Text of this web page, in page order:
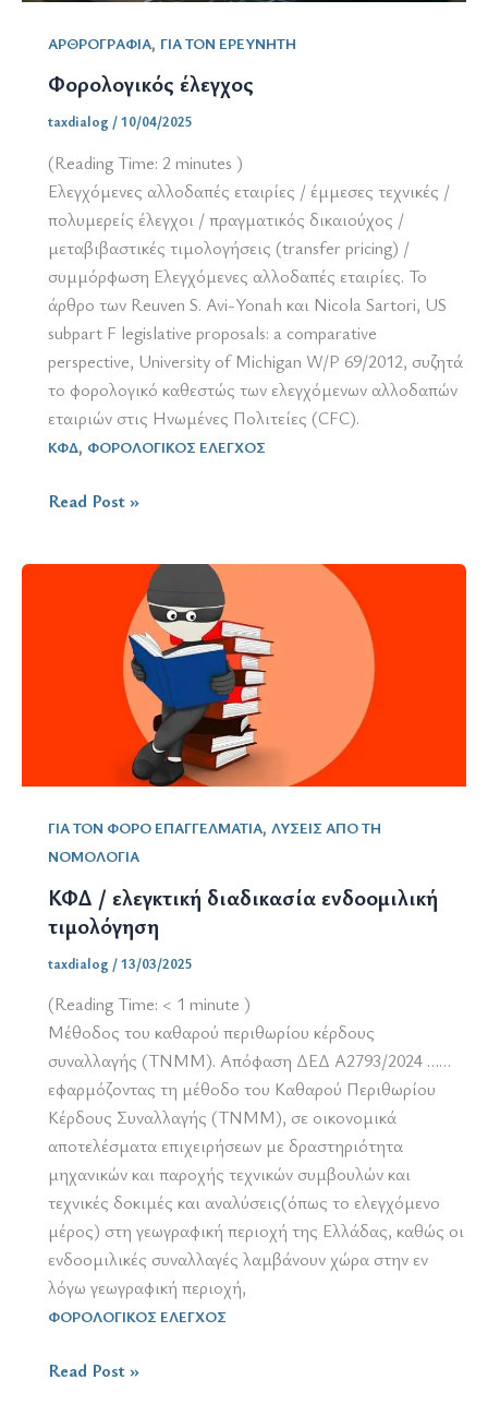
ΑΡΘΡΟΓΡΑΦΙΑ, ΓΙΑ ΤΟΝ ΕΡΕΥΝΗΤΗ
Φορολογικός έλεγχος
taxdialog /10/04/2025
(Reading Time: 2 minutes )
Ελεγχόμενες αλλοδαπές εταιρίες / έμμεσες τεχνικές /
πολυμερείς έλεγχοι / πραγματικός δικαιούχος /
μεταβιβαστικές τιμολογήσεις (transfer pricing) /
συμμόρφωση Ελεγχόμενες αλλοδαπές εταιρίες. Το
άρθρο των Reuven S. Avi-Yonah και Nicola Sartori, US
subpart F legislative proposals: a comparative
perspective, University of Michigan W/P 69/2012, συζητά
το φορολογικό καθεστώς των ελεγχόμενων αλλοδαπών
εταιριών στις Ηνωμένες Πολιτείες (CFC).
ΚΦΔ, ΦΟΡΟΛΟΓΙΚΟΣ ΕΛΕΓΧΟΣ
Φορολογικός
Read Post »
ΓΙΑ ΤΟΝ ΦΟΡΟ ΕΠΑΓΓΕΛΜΑΤΙΑ, ΛΥΣΕΙΣ ΑΠΟ ΤΗ
ΝΟΜΟΛΟΓΙΑ
ΚΦΔ / ελεγκτική διαδικασία ενδοομιλική
τιμολόγηση
taxdialog /13/03/2025
(Reading Time: < 1 minute )
Μέθοδος του καθαρού περιθωρίου κέρδους
συναλλαγής (ΤΝΜΜ). Απόφαση ΔΕΔ Α2793/2024 ……
εφαρμόζοντας τη μέθοδο του Καθαρού Περιθωρίου
Κέρδους Συναλλαγής (ΤΝΜΜ), σε οικονομικά
αποτελέσματα επιχειρήσεων με δραστηριότητα
μηχανικών και παροχής τεχνικών συμβουλών και
τεχνικές δοκιμές και αναλύσεις(όπως το ελεγχόμενο
μέρος) στη γεωγραφική περιοχή της Ελλάδας, καθώς οι
ενδοομιλικές συναλλαγές λαμβάνουν χώρα στην εν
λόγω γεωγραφική περιοχή,
ΦΟΡΟΛΟΓΙΚΟΣ ΕΛΕΓΧΟΣ
ΚΦΔ
Read Post »